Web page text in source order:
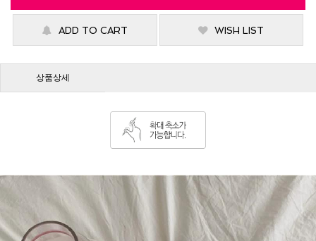
ADD TO CART WISH LIST
상품상세